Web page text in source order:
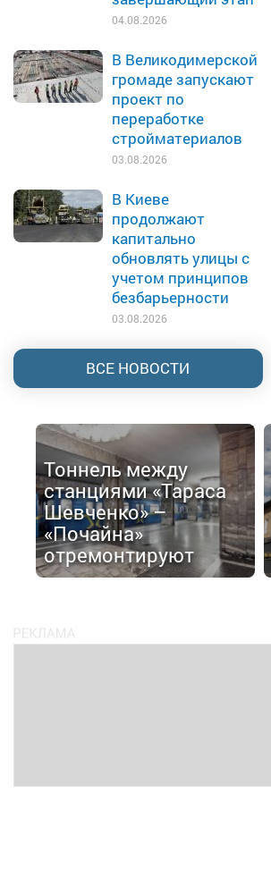
04.08.2026
В Великодимерской
громаде запускают
проект по
переработке
стройматериалов
03.08.2026
В Киеве
продолжают
капитально
обновлять улицы с
учетом принципов
безбарьерности
03.08.2026
ВСЕ НОВОСТИ
Тоннель между
станциями «Тараса
Шевченко» –
«Почайна»
отремонтируют